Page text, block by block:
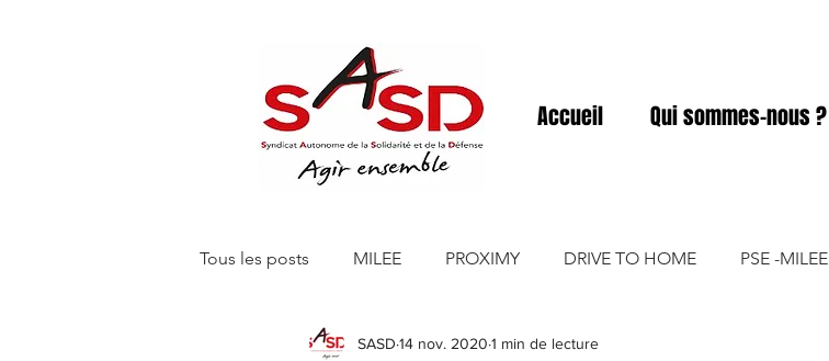
Accueil Qui sommes-nous ?
Tous les posts MILEE PROXIMY DRIVE TO HOME PSE -MILEE
Editions 150 Euros SASD ACD SASD ELIVIA
SASD 14 nov. 2020 1 min de lecture